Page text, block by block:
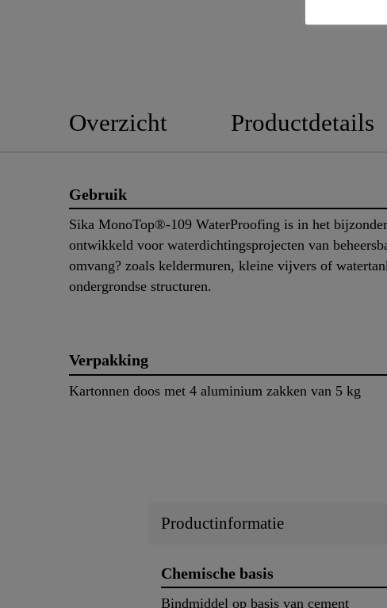
Overzicht Productdetails
Gebruik
Sika MonoTop®-109 WaterProofing is in het bijzonder
ontwikkeld voor waterdichtingsprojecten van
omvang? zoals keldermuren, kleine vijvers of
ondergrondse structuren.
Verpakking
Kartonnen doos met 4 aluminium zakken van 5 kg
Productinformatie
Chemische basis
Bindmiddel op basis van cement